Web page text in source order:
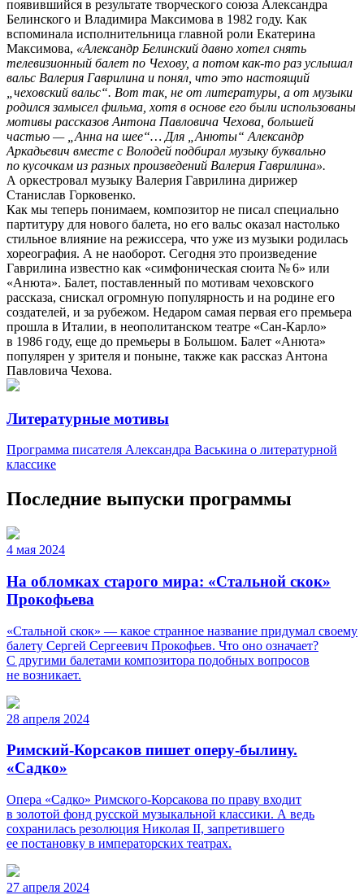
появившийся в результате творческого союза Александра
Белинского и Владимира Максимова в 1982 году. Как
вспоминала исполнительница главной роли Екатерина
Максимова, «Александр Белинский давно хотел снять
телевизионный балет по Чехову, а потом как-то раз услышал
вальс Валерия Гаврилина и понял, что это настоящий
„чеховский вальс“. Вот так, не от литературы, а от музыки
родился замысел фильма, хотя в основе его были использованы
мотивы рассказов Антона Павловича Чехова, большей
частью — „Анна на шее“… Для „Анюты“ Александр
Аркадьевич вместе с Володей подбирал музыку буквально
по кусочкам из разных произведений Валерия Гаврилина».
А оркестровал музыку Валерия Гаврилина дирижер
Станислав Горковенко.
Как мы теперь понимаем, композитор не писал специально
партитуру для нового балета, но его вальс оказал настолько
стильное влияние на режиссера, что уже из музыки родилась
хореография. А не наоборот. Сегодня это произведение
Гаврилина известно как «симфоническая сюита № 6» или
«Анюта». Балет, поставленный по мотивам чеховского
рассказа, снискал огромную популярность и на родине его
создателей, и за рубежом. Недаром самая первая его премьера
прошла в Италии, в неополитанском театре «Сан-Карло»
в 1986 году, еще до премьеры в Большом. Балет «Анюта»
популярен у зрителя и поныне, также как рассказ Антона
Павловича Чехова.
Литературные мотивы
Программа писателя Александра Васькина о литературной
классике
Последние выпуски программы
4 мая 2024
На обломках старого мира: «Стальной скок»
Прокофьева
«Стальной скок» — какое странное название придумал своему
балету Сергей Сергеевич Прокофьев. Что оно означает?
С другими балетами композитора подобных вопросов
не возникает.
28 апреля 2024
Римский-Корсаков пишет оперу-былину.
«Садко»
Опера «Садко» Римского-Корсакова по праву входит
в золотой фонд русской музыкальной классики. А ведь
сохранилась резолюция Николая II, запретившего
ее постановку в императорских театрах.
27 апреля 2024